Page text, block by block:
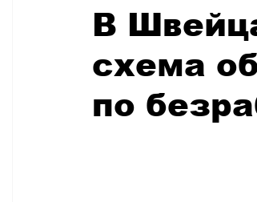
Транспорт Культура
В
схема
по